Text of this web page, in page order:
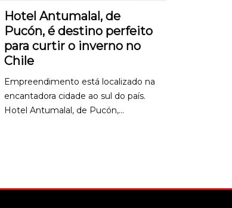
Hotel Antumalal, de
Pucón, é destino perfeito
para curtir o inverno no
Chile
Empreendimento está localizado na
encantadora cidade ao sul do país.
Hotel Antumalal, de Pucón,...